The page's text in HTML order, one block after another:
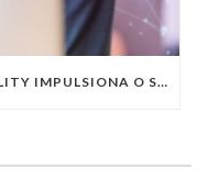
DESCUBRA COMO A OBSERVABILITY IMPULSIONA O SUCESSO DO SEU NEGÓCIO